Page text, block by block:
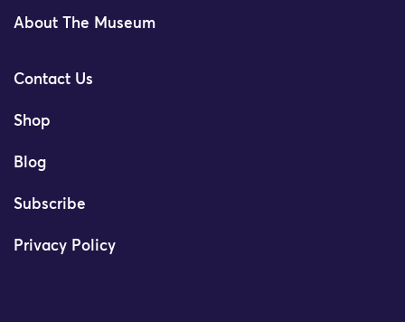
About The Museum
Contact Us
Shop
Blog
Subscribe
Privacy Policy